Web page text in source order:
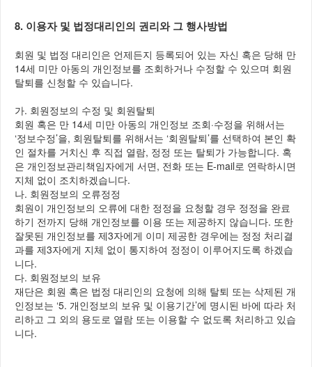
8. 이용자 및 법정대리인의 권리와 그 행사방법
회원 및 법정 대리인은 언제든지 등록되어 있는 자신 혹은 당해 만
14세 미만 아동의 개인정보를 조회하거나 수정할 수 있으며 회원
탈퇴를 신청할 수 있습니다.
가. 회원정보의 수정 및 회원탈퇴
회원 혹은 만 14세 미만 아동의 개인정보 조회·수정을 위해서는
‘정보수정’을, 회원탈퇴를 위해서는 ‘회원탈퇴’를 선택하여 본인 확
인 절차를 거치신 후 직접 열람, 정정 또는 탈퇴가 가능합니다. 혹
은 개인정보관리책임자에게 서면, 전화 또는 E-mail로 연락하시면
지체 없이 조치하겠습니다.
나. 회원정보의 오류정정
회원이 개인정보의 오류에 대한 정정을 요청할 경우 정정을 완료
하기 전까지 당해 개인정보를 이용 또는 제공하지 않습니다. 또한
잘못된 개인정보를 제3자에게 이미 제공한 경우에는 정정 처리결
과를 제3자에게 지체 없이 통지하여 정정이 이루어지도록 하겠습
니다.
다. 회원정보의 보유
재단은 회원 혹은 법정 대리인의 요청에 의해 탈퇴 또는 삭제된 개
인정보는 ‘5. 개인정보의 보유 및 이용기간’에 명시된 바에 따라 처
리하고 그 외의 용도로 열람 또는 이용할 수 없도록 처리하고 있습
니다.